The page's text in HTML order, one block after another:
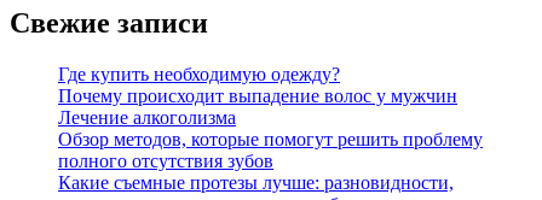
Свежие записи
Где купить необходимую одежду?
Почему происходит выпадение волос у мужчин
Лечение алкоголизма
Обзор методов, которые помогут решить проблему
полного отсутствия зубов
Какие съемные протезы лучше: разновидности,